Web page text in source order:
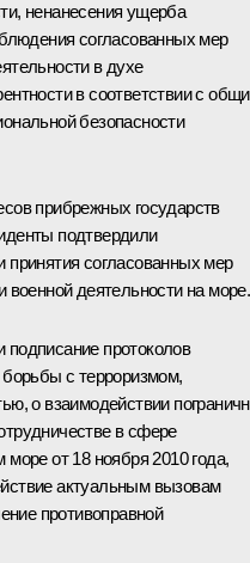
ненанесения ущерба
согласованных мер
в духе
в соответствии с
безопасности
прибрежных государств
подтвердили
принятия согласованных мер
военной деятельности на море.
подписание протоколов
борьбы с терроризмом,
о взаимодействии
в сфере
море от 18 ноября 2010 года,
актуальным вызовам
противоправной